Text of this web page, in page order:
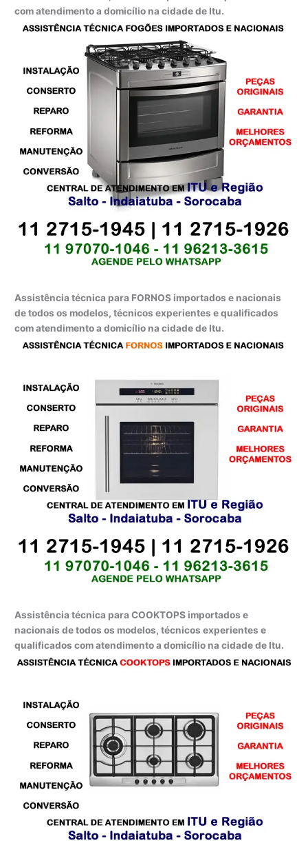
com atendimento a domicílio na cidade de Itu.
Assistência técnica para FORNOS importados e nacionais
de todos os modelos, técnicos experientes e qualificados
com atendimento a domicílio na cidade de Itu.
Assistência técnica para COOKTOPS importados e
nacionais de todos os modelos, técnicos experientes e
qualificados com atendimento a domicílio na cidade de Itu.